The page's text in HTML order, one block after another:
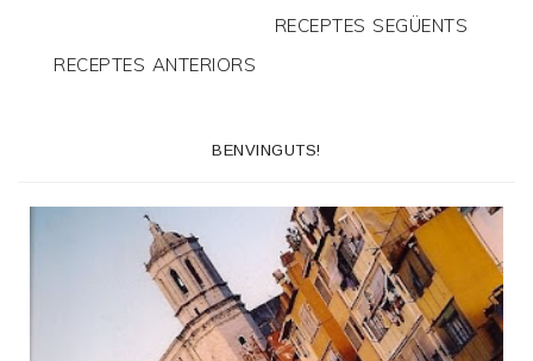
RECEPTES SEGÜENTS
RECEPTES ANTERIORS
BENVINGUTS!